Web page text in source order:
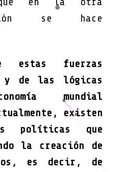
se hace
estas fuerzas
y de las lógicas
mundial
existen
políticas que
la creación de
es decir, de